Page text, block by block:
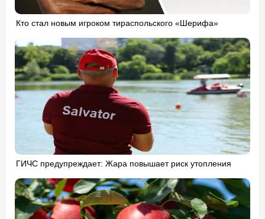
Кто стал новым игроком тираспольского «Шерифа»
ГИЧС предупреждает: Жара повышает риск утопления